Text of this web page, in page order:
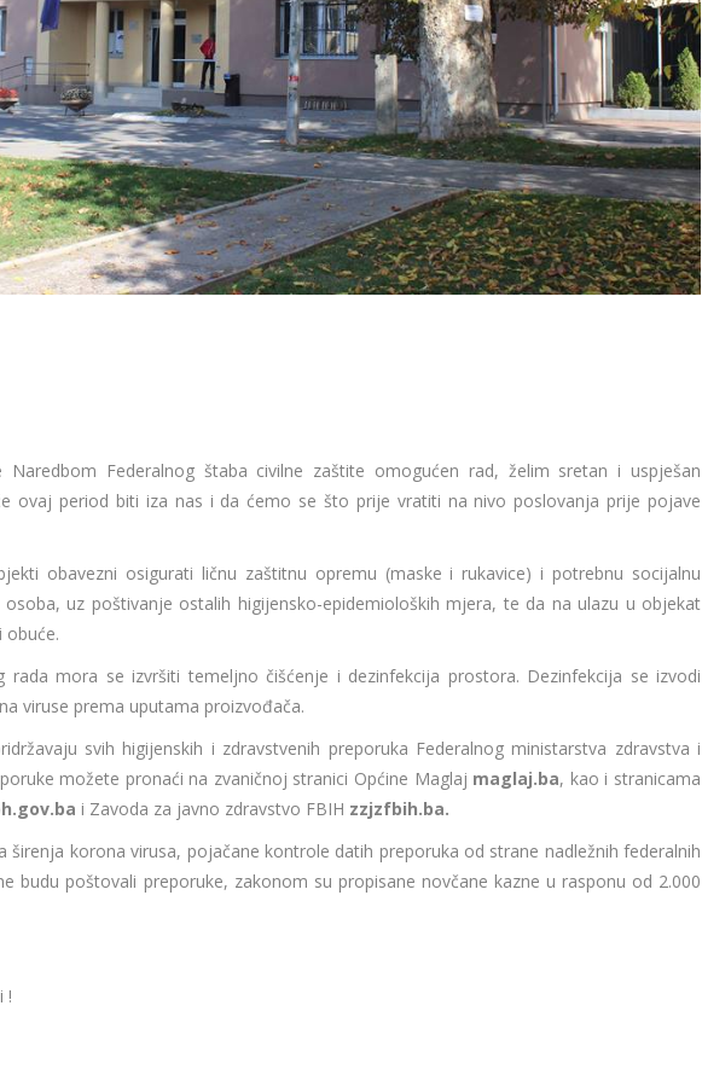
Federalnog štaba civilne zaštite omogućen rad, želim sretan i uspješan
ovaj period biti iza nas i da ćemo se što prije vratiti na nivo poslovanja prije pojave
obavezni osigurati ličnu zaštitnu opremu (maske i rukavice) i potrebnu socijalnu
uz poštivanje ostalih higijensko-epidemioloških mjera, te da na ulazu u objekat
obuće.
rada mora se izvršiti temeljno čišćenje i dezinfekcija prostora. Dezinfekcija se izvodi
viruse prema uputama proizvođača.
svih higijenskih i zdravstvenih preporuka Federalnog ministarstva zdravstva i
možete pronaći na zvaničnoj stranici Općine Maglaj maglaj.ba, kao i stranicama
i Zavoda za javno zdravstvo FBIH zzjzfbih.ba.
širenja korona virusa, pojačane kontrole datih preporuka od strane nadležnih federalnih
budu poštovali preporuke, zakonom su propisane novčane kazne u rasponu od 2.000
!